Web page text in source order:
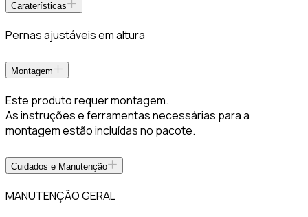
Caraterísticas
Pernas ajustáveis em altura
Montagem
Este produto requer montagem.
As instruções e ferramentas necessárias para a
montagem estão incluídas no pacote.
Cuidados e Manutenção
MANUTENÇÃO GERAL